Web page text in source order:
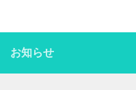
お知らせ